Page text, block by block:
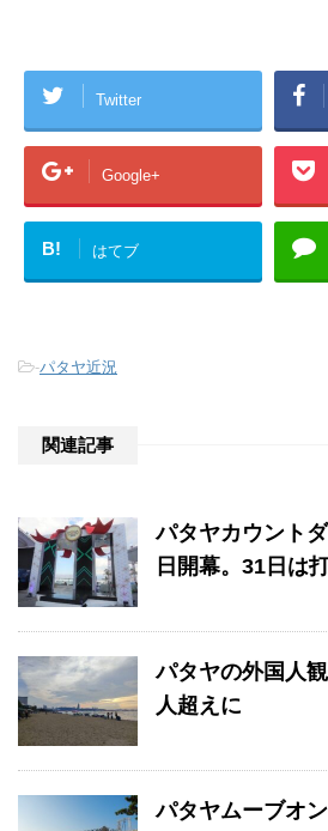
Twitter
Google+
B! はてブ
-パタヤ近況
関連記事
パタヤカウント
日開幕。31日は
パタヤの外国人
人超えに
パタヤムーブオ